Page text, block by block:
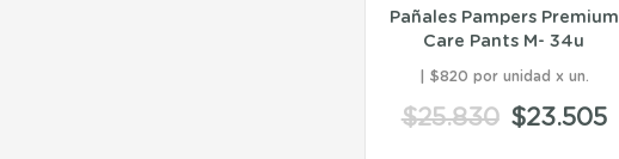
Pañales Pampers Premium
Care Pants M- 34u
$820 por unidad
$25.830 $23.505